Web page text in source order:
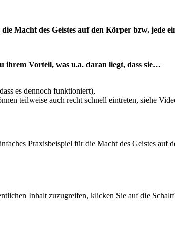
Macht des Geistes auf den Körper bzw. jede
ihrem Vorteil, was u.a. daran liegt, dass sie…
es dennoch funktioniert),
teilweise auch recht schnell eintreten, siehe
Praxisbeispiel für die Macht des Geistes auf
Inhalt zuzugreifen, klicken Sie auf die